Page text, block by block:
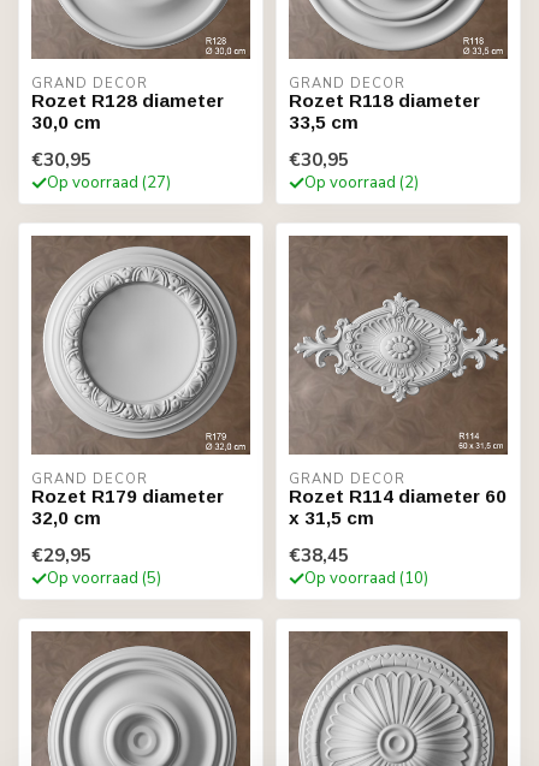
GRAND DECOR
Rozet R128 diameter
30,0 cm
€30,95
Op voorraad (27)
GRAND DECOR
Rozet R118 diameter
33,5 cm
€30,95
Op voorraad (2)
GRAND DECOR
Rozet R179 diameter
32,0 cm
€29,95
Op voorraad (5)
GRAND DECOR
Rozet R114 diameter 60
x 31,5 cm
€38,45
Op voorraad (10)